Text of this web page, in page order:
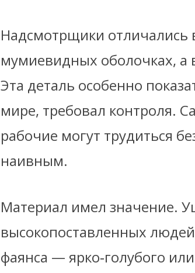
Надсмотрщики
мумиевидных оболочках, а
Эта деталь особенно
мире, требовал контроля.
рабочие могут трудиться
наивным.
Материал имел значение.
высокопоставленных
фаянса — ярко‑голубого